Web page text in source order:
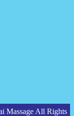
Massage All Rights